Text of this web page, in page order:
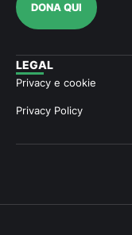
DONA QUI
LEGAL
Privacy e cookie
Privacy Policy